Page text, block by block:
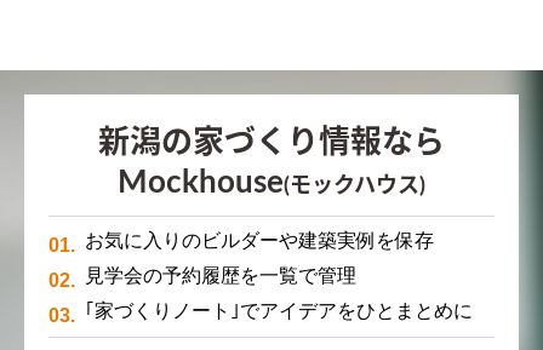
新潟の家づくり情報なら
Mockhouse(モックハウス)
お気に入りのビルダーや建築実例を保存
見学会の予約履歴を一覧で管理
｢家づくりノート｣でアイデアをひとまとめに